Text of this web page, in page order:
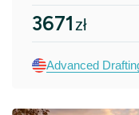
3671 zł
Advanced